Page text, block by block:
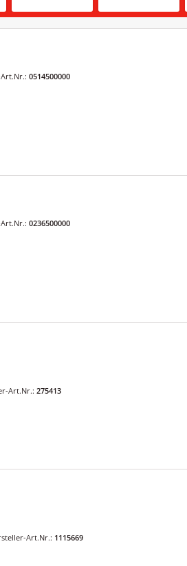
0514500000
0236500000
Art.Nr.: 275413
Art.Nr.: 1115669